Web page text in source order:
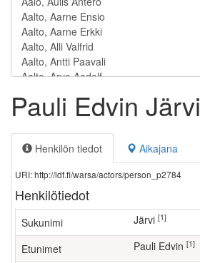
Pauli Edvin Järvi
Henkilön tiedot Aikajana
URI: http://ldf.fi/warsa/actors/person_p2784
Henkilötiedot
Sukunimi Järvi [1]
Etunimet Pauli Edvin [1]